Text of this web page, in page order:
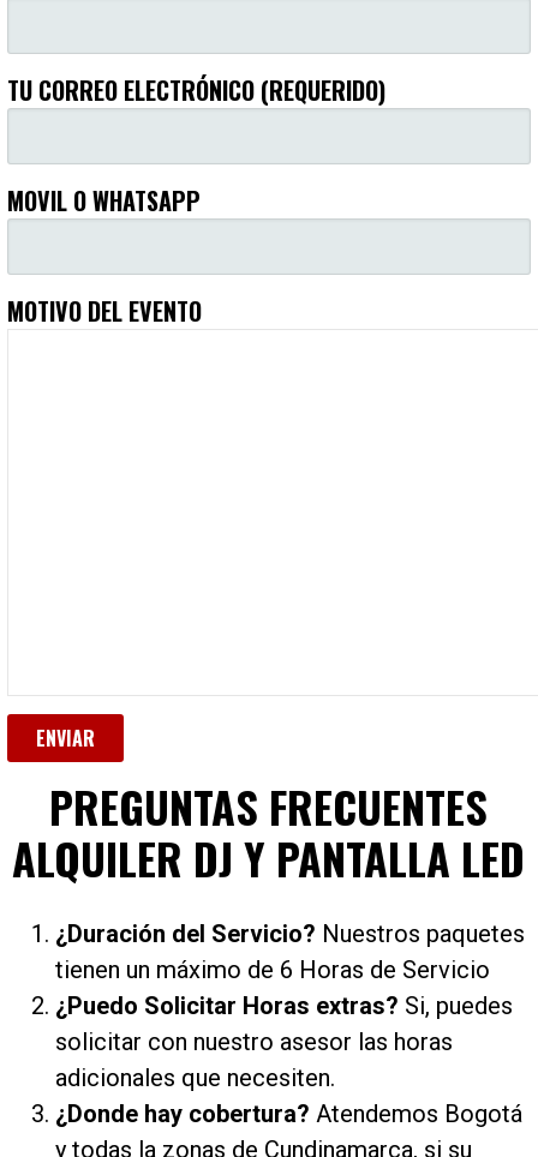
TU CORREO ELECTRÓNICO (REQUERIDO)
MOVIL O WHATSAPP
MOTIVO DEL EVENTO
PREGUNTAS FRECUENTES
ALQUILER DJ Y PANTALLA LED
¿Duración del Servicio? Nuestros paquetes
tienen un máximo de 6 Horas de Servicio
¿Puedo Solicitar Horas extras? Si, puedes
solicitar con nuestro asesor las horas
adicionales que necesiten.
¿Donde hay cobertura? Atendemos Bogotá
y todas la zonas de Cundinamarca, si su